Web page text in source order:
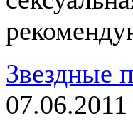
Звездные
07.06.2011